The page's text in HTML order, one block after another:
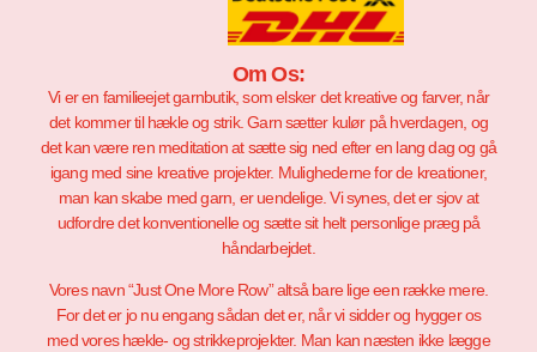
Om Os:
Vi er en familieejet garnbutik, som elsker det kreative og farver, når
det kommer til hækle og strik. Garn sætter kulør på hverdagen, og
det kan være ren meditation at sætte sig ned efter en lang dag og gå
igang med sine kreative projekter. Mulighederne for de kreationer,
man kan skabe med garn, er uendelige. Vi synes, det er sjov at
udfordre det konventionelle og sætte sit helt personlige præg på
håndarbejdet.
Vores navn “Just One More Row” altså bare lige een række mere.
For det er jo nu engang sådan det er, når vi sidder og hygger os
med vores hækle- og strikkeprojekter. Man kan næsten ikke lægge